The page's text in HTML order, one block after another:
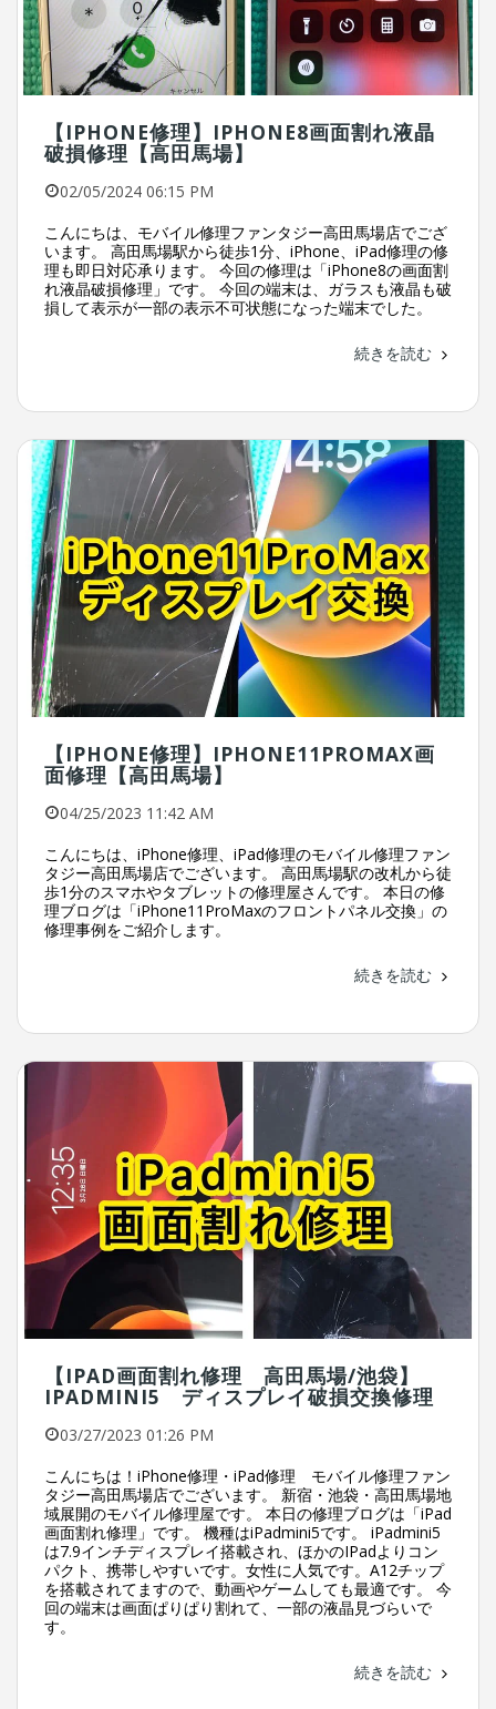
【IPHONE修理】IPHONE8画面割れ液晶
破損修理【高田馬場】
02/05/2024 06:15 PM
こんにちは、モバイル修理ファンタジー高田馬場店でござ
います。 高田馬場駅から徒歩1分、iPhone、iPad修理の修
理も即日対応承ります。 今回の修理は「iPhone8の画面割
れ液晶破損修理」です。 今回の端末は、ガラスも液晶も破
損して表示が一部の表示不可状態になった端末でした。
続きを読む
【IPHONE修理】IPHONE11PROMAX画
面修理【高田馬場】
04/25/2023 11:42 AM
こんにちは、iPhone修理、iPad修理のモバイル修理ファン
タジー高田馬場店でございます。 高田馬場駅の改札から徒
歩1分のスマホやタブレットの修理屋さんです。 本日の修
理ブログは「iPhone11ProMaxのフロントパネル交換」の
修理事例をご紹介します。
続きを読む
【IPAD画面割れ修理 高田馬場/池袋】
IPADMINI5 ディスプレイ破損交換修理
03/27/2023 01:26 PM
こんにちは！iPhone修理・iPad修理 モバイル修理ファン
タジー高田馬場店でございます。 新宿・池袋・高田馬場地
域展開のモバイル修理屋です。 本日の修理ブログは「iPad
画面割れ修理」です。 機種はiPadmini5です。 iPadmini5
は7.9インチディスプレイ搭載され、ほかのIPadよりコン
パクト、携帯しやすいです。女性に人気です。A12チップ
を搭載されてますので、動画やゲームしても最適です。 今
回の端末は画面ぱりぱり割れて、一部の液晶見づらいで
す。
続きを読む